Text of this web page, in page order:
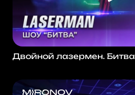
Двойной лазермен. Битва